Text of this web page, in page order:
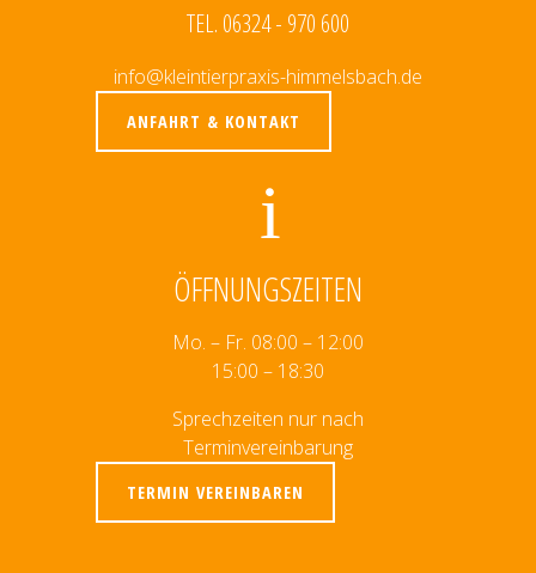
TEL. 06324 - 970 600
info@kleintierpraxis-himmelsbach.de
ANFAHRT & KONTAKT
ÖFFNUNGSZEITEN
Mo. – Fr. 08:00 – 12:00
15:00 – 18:30
Sprechzeiten nur nach
Terminvereinbarung
TERMIN VEREINBAREN